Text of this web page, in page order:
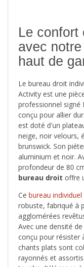
Le confort
avec
haut de
Le bureau droit
Activity est une
professionnel signé
conçu pour allier
est doté d'un
neige, noir velours,
brunswick. Son
aluminium et noir.
profondeur de 80
bureau droit offre
Ce bureau individuel
robuste, fabriqué à
agglomérées
Avec une densité
conçu pour résister
chants plats sont
rayonnés et